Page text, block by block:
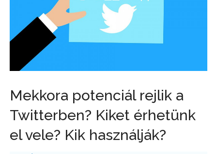
Mekkora potenciál rejlik a
Twitterben? Kiket érhetünk
el vele? Kik használják?